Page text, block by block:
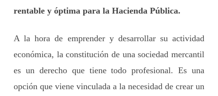
rentable y óptima para la Hacienda Pública.
A la hora de emprender y desarrollar su actividad
económica, la constitución de una sociedad mercantil
es un derecho que tiene todo profesional. Es una
opción que viene vinculada a la necesidad de crear un